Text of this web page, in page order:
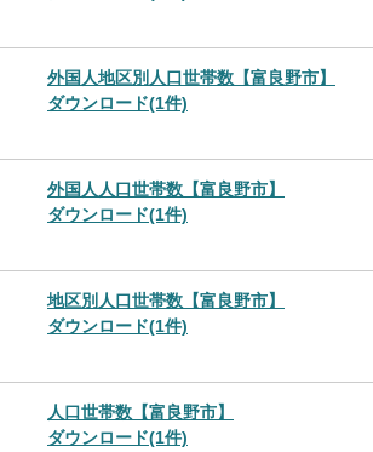
外国人地区別人口世帯数【富良野市】
ダウンロード(1件)
外国人人口世帯数【富良野市】
ダウンロード(1件)
地区別人口世帯数【富良野市】
ダウンロード(1件)
人口世帯数【富良野市】
ダウンロード(1件)